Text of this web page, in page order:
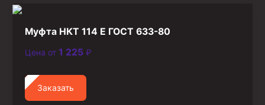
Муфта НКТ 114 Е ГОСТ 633-80
Цена от 1 225 ₽
Заказать